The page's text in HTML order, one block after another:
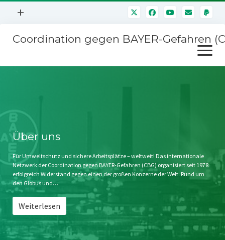
Menü
+
Mitmachen
Kontakt
Impressum
Störfälle
Coordination gegen BAYER-Gefahren
Menü
öffnen
Stichwort BAYER
Jahrestagung
SPENDEN
Über uns
Für Umweltschutz und sichere Arbeitsplätze – weltweit! Das internationale
Netzwerk der Coordination gegen BAYER-Gefahren (CBG) organisiert seit 1978
erfolgreich Widerstand gegen einen der großen Konzerne der Welt. Rund um
den Globus und…
Weiterlesen